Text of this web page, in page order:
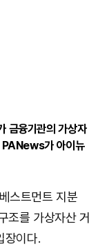
금융기관의 가상자
PANews가 아이뉴
스트먼트 지분
조를 가상자산 거
장이다.